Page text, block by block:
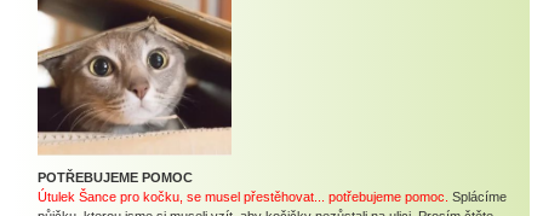
POTŘEBUJEME POMOC
Útulek Šance pro kočku, se musel přestěhovat... potřebujeme pomoc. Splácíme